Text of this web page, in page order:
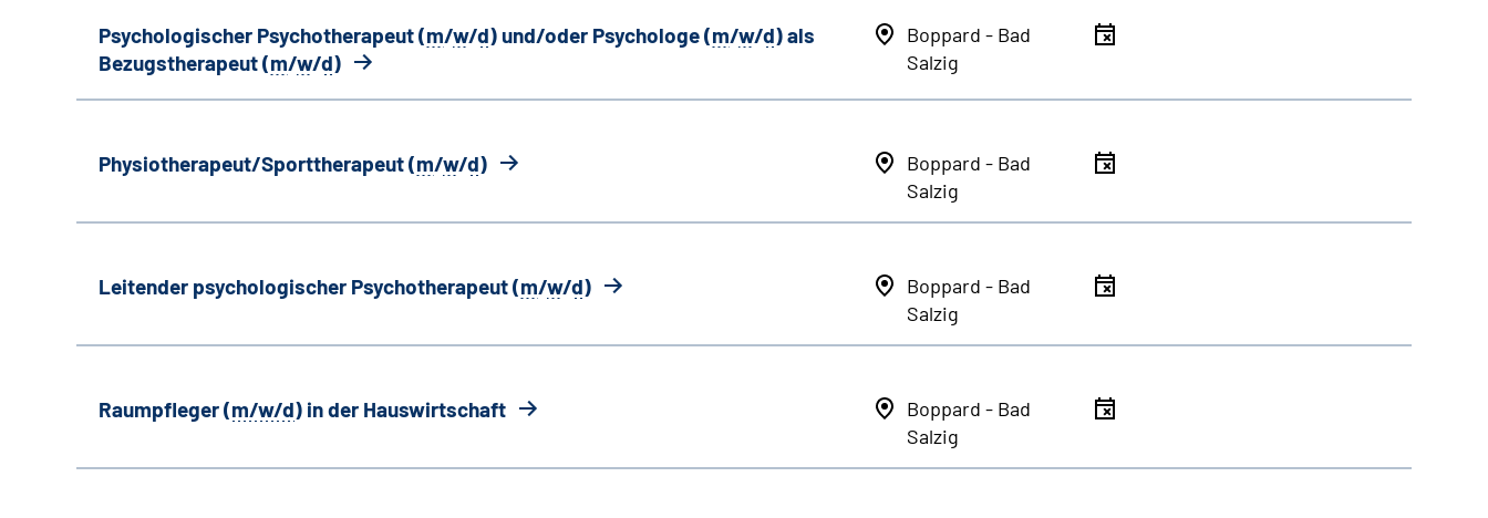
Psychologischer Psychotherapeut (m/w/d) und/oder Psychologe (m/w/d) als
Bezugstherapeut (m/w/d)
Boppard - Bad
Salzig
Physiotherapeut/Sporttherapeut (m/w/d)
Boppard - Bad
Salzig
Leitender psychologischer Psychotherapeut (m/w/d)
Boppard - Bad
Salzig
Raumpfleger (m/w/d) in der Hauswirtschaft
Boppard - Bad
Salzig